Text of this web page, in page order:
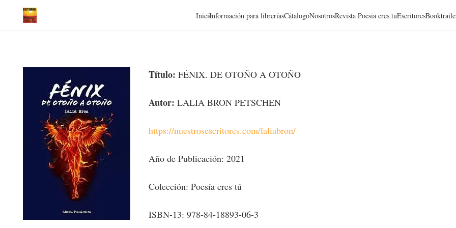
InicioInformación para libreríasCátalogoNosotrosRevista Poesia eres tuEscritores
Título: FÉNIX. DE OTOÑO A OTOÑO
Autor: LALIA BRON PETSCHEN
https://nuestrosescritores.com/laliabron/
Año de Publicación: 2021
Colección: Poesía eres tú
ISBN-13: 978-84-18893-06-3